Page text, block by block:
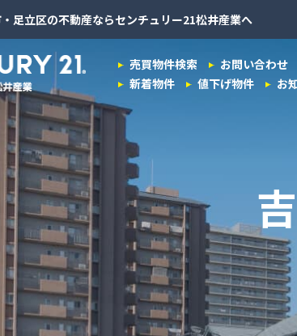
足立区の不動産ならセンチュリー21松井産業へ
売買物件検索 お問い合わせ
新着物件
値下げ物件 お